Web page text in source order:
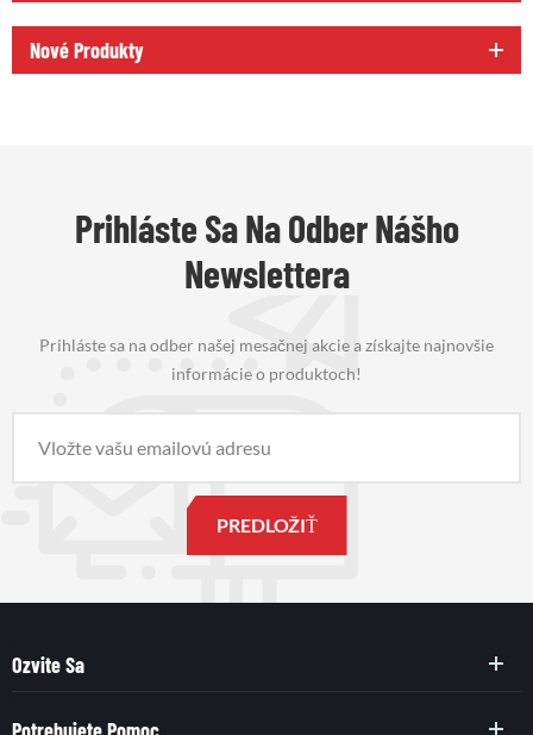
Nové Produkty
Prihláste Sa Na Odber Nášho
Newslettera
Prihláste sa na odber našej mesačnej akcie a získajte najnovšie
informácie o produktoch!
Ozvite Sa